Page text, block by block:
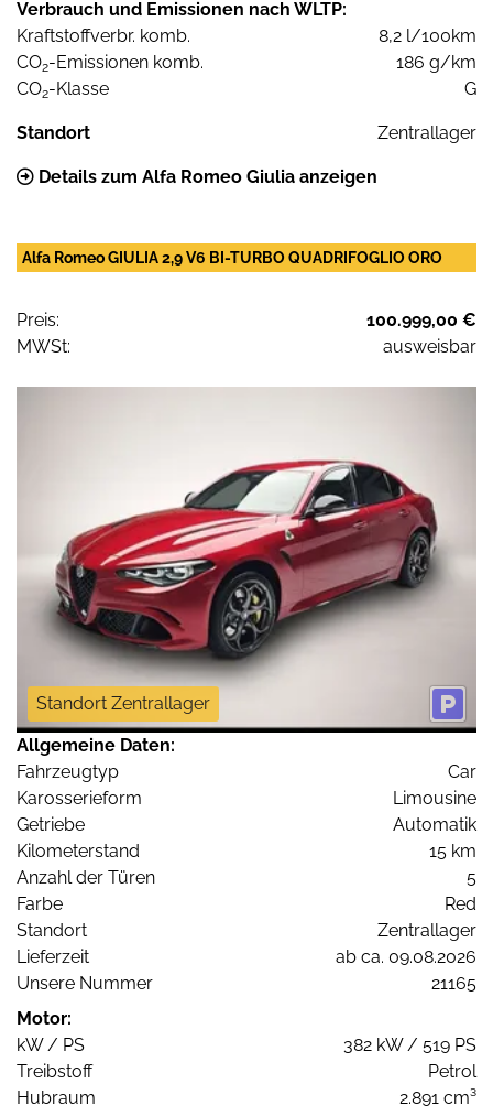
Verbrauch und Emissionen nach WLTP:
Kraftstoffverbr. komb.
8,2 l/100km
CO2-Emissionen komb.
186 g/km
CO2-Klasse G
Standort Zentrallager
Details zum Alfa Romeo Giulia anzeigen
Alfa Romeo GIULIA 2,9 V6 BI-TURBO QUADRIFOGLIO ORO
Preis:
100.999,00 €
MWSt:
ausweisbar
Standort Zentrallager
Allgemeine Daten:
Fahrzeugtyp
Car
Karosserieform
Limousine
Getriebe
Automatik
Kilometerstand
15 km
Anzahl der Türen
5
Farbe
Red
Standort
Zentrallager
Lieferzeit
ab ca. 09.08.2026
Unsere Nummer
21165
Motor:
kW / PS
382 kW / 519 PS
Treibstoff
Petrol
Hubraum
2.891 cm³